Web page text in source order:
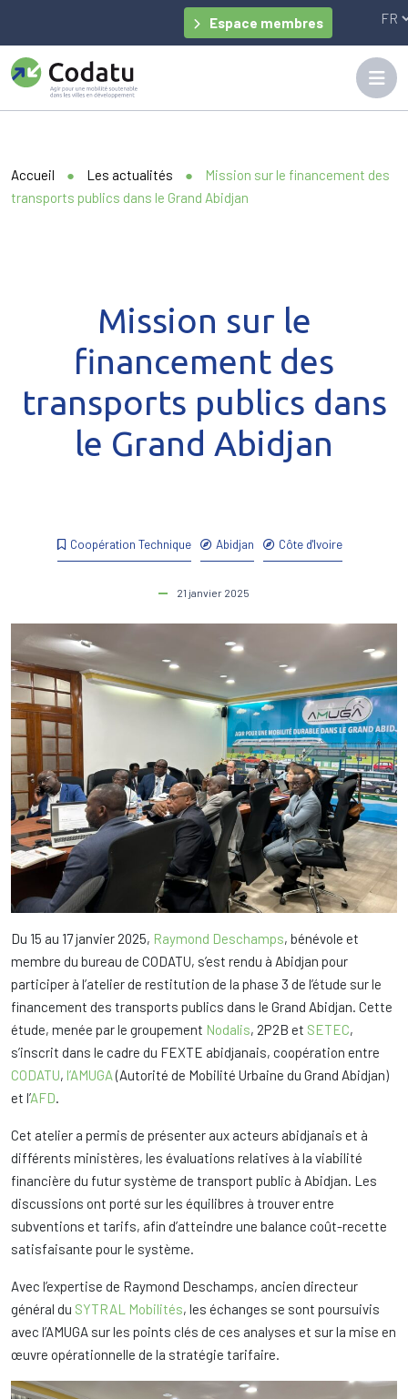
Espace membres
Accueil ● Les actualités ●
Mission sur le financement des
transports publics dans le Grand Abidjan
Coopération Technique Abidjan Côte d'Ivoire
21 janvier 2025
Mission sur le
financement des
transports publics dans
le Grand Abidjan
Du 15 au 17 janvier 2025, Raymond Deschamps, bénévole et
membre du bureau de CODATU, s’est rendu à Abidjan pour
participer à l’atelier de restitution de la phase 3 de l’étude sur le
financement des transports publics dans le Grand Abidjan. Cette
étude, menée par le groupement Nodalis, 2P2B et SETEC,
s’inscrit dans le cadre du FEXTE abidjanais, coopération entre
CODATU, l’AMUGA(Autorité de Mobilité Urbaine du Grand Abidjan)
et l’AFD.
Cet atelier a permis de présenter aux acteurs abidjanais et à
différents ministères, les évaluations relatives à la viabilité
financière du futur système de transport public à Abidjan. Les
discussions ont porté sur les équilibres à trouver entre
subventions et tarifs, afin d’atteindre une balance coût-recette
satisfaisante pour le système.
Avec l’expertise de Raymond Deschamps, ancien directeur
général du SYTRAL Mobilités, les échanges se sont poursuivis
avec l’AMUGA sur les points clés de ces analyses et sur la mise en
œuvre opérationnelle de la stratégie tarifaire.
Panneau de gestion des cookies